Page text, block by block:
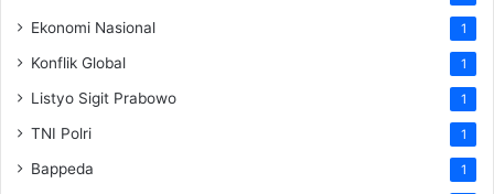
Ekonomi Nasional 1
Konflik Global 1
Listyo Sigit Prabowo 1
TNI Polri 1
Bappeda 1